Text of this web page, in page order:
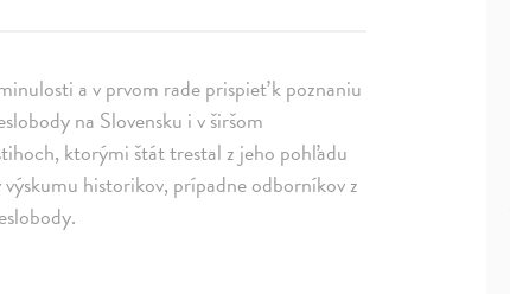
a v prvom rade prispieť k poznaniu
na Slovensku i v širšom
ktorými štát trestal z jeho pohľadu
historikov, prípadne odborníkov z